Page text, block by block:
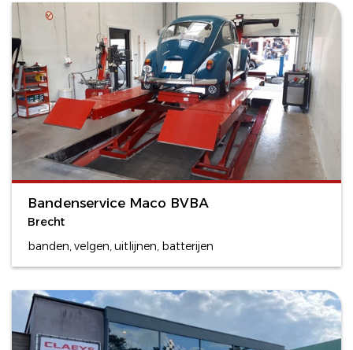
Bandenservice Maco BVBA
Brecht
banden, velgen, uitlijnen, batterijen